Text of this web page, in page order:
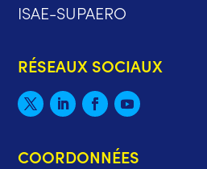
ISAE-SUPAERO
RÉSEAUX SOCIAUX
COORDONNÉES